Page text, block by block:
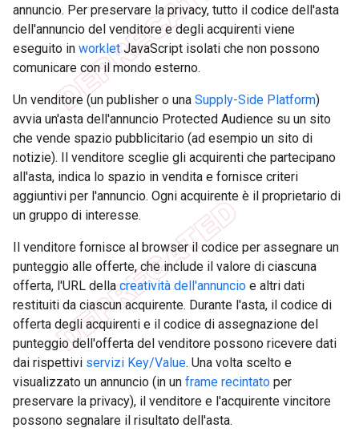
annuncio. Per preservare la privacy, tutto il codice dell'asta
dell'annuncio del venditore e degli acquirenti viene
eseguito in workletJavaScript isolati che non possono
comunicare con il mondo esterno.
Un venditore (un publisher o una Supply-Side Platform)
avvia un'asta dell'annuncio Protected Audience su un sito
che vende spazio pubblicitario (ad esempio un sito di
notizie). Il venditore sceglie gli acquirenti che partecipano
all'asta, indica lo spazio in vendita e fornisce criteri
aggiuntivi per l'annuncio. Ogni acquirente è il proprietario di
un gruppo di interesse.
Il venditore fornisce al browser il codice per assegnare un
punteggio alle offerte, che include il valore di ciascuna
offerta, l'URL dellacreatività dell'annuncio e altri dati
restituiti da ciascun acquirente. Durante l'asta, il codice di
offerta degli acquirenti e il codice di assegnazione del
punteggio dell'offerta del venditore possono ricevere dati
dai rispettivi servizi Key/Value. Una volta scelto e
visualizzato un annuncio (in un frame recintato per
preservare la privacy), il venditore e l'acquirente vincitore
possono segnalare il risultato dell'asta.